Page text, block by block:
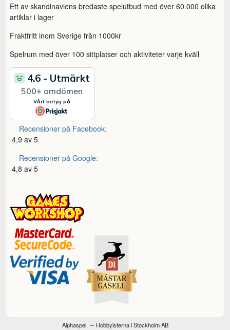
Ett av skandinaviens bredaste spelutbud med över 60.000 olika
artiklar i lager
Fraktfritt inom Sverige från 1000kr
Spelrum med över 100 sittplatser och aktiviteter varje kväll
Recensioner på Facebook:
4,9 av 5
Recensioner på Google:
4,8 av 5
Alphaspel
Hobbyisterna i Stockholm AB